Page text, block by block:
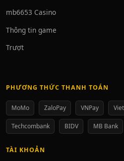
mb6653 Casino
Thông tin game
Trượt
PHƯƠNG THỨC THANH TOÁN
MoMo ZaloPay VNPay
Techcombank BIDV MB Bank
TÀI KHOẢN